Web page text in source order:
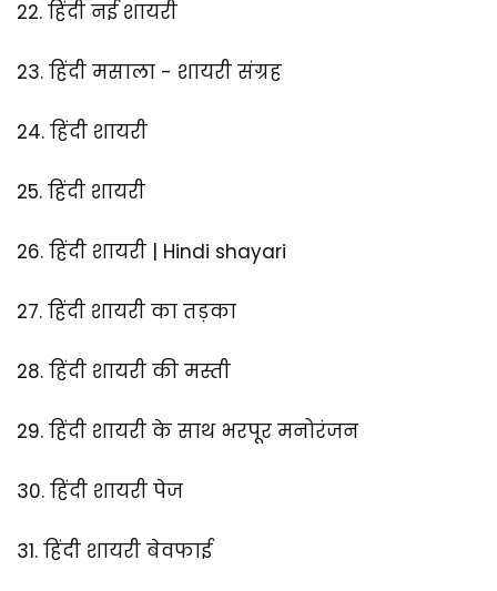
22. हिंदी नई शायरी
23. हिंदी मसाला - शायरी संग्रह
24. हिंदी शायरी
25. हिंदी शायरी
26. हिंदी शायरी | Hindi shayari
27. हिंदी शायरी का तड़का
28. हिंदी शायरी की मस्ती
29. हिंदी शायरी के साथ भरपूर मनोरंजन
30. हिंदी शायरी पेज
31. हिंदी शायरी बेवफाई